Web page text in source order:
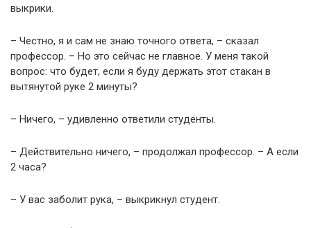
выкрики.
– Честно, я и сам не знаю точного ответа, – сказал
профессор. – Но это сейчас не главное. У меня такой
вопрос: что будет, если я буду держать этот стакан в
вытянутой руке 2 минуты?
– Ничего, – удивленно ответили студенты.
– Действительно ничего, – продолжал профессор. – А если
2 часа?
– У вас заболит рука, – выкрикнул студент.